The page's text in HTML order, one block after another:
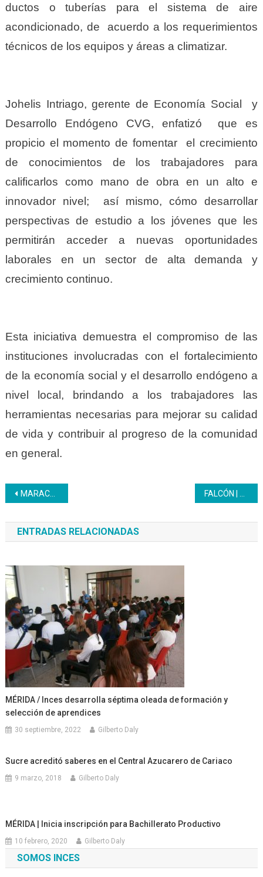
ductos o tuberías para el sistema de aire
acondicionado, de acuerdo a los requerimientos
técnicos de los equipos y áreas a climatizar.
Johelis Intriago, gerente de Economía Social y
Desarrollo Endógeno CVG, enfatizó que es
propicio el momento de fomentar el crecimiento
de conocimientos de los trabajadores para
calificarlos como mano de obra en un alto e
innovador nivel; así mismo, cómo desarrollar
perspectivas de estudio a los jóvenes que les
permitirán acceder a nuevas oportunidades
laborales en un sector de alta demanda y
crecimiento continuo.
Esta iniciativa demuestra el compromiso de las
instituciones involucradas con el fortalecimiento
de la economía social y el desarrollo endógeno a
nivel local, brindando a los trabajadores las
herramientas necesarias para mejorar su calidad
de vida y contribuir al progreso de la comunidad
en general.
Navegación
de
entradas
MARACAY | Activos desde el PNA para fortalecer la formación técnica profesional
ENTRADAS RELACIONADAS
MÉRIDA / Inces desarrolla séptima oleada de formación y
selección de aprendices
30 septiembre, 2022 Gilberto Daly
Sucre acreditó saberes en el Central Azucarero de Cariaco
9 marzo, 2018 Gilberto Daly
MÉRIDA | Inicia inscripción para Bachillerato Productivo
10 febrero, 2020 Gilberto Daly
SOMOS INCES